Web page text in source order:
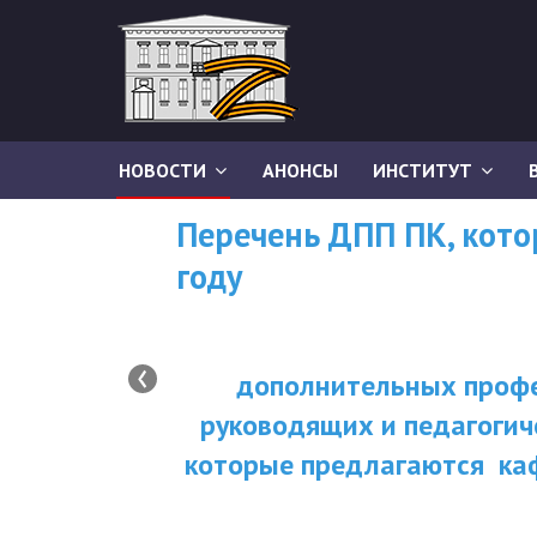
НОВОСТИ АНОНСЫ ИНСТИТУТ
Перечень ДПП ПК,
году
дополнительных
руководящих и
которые предлагаются
‹